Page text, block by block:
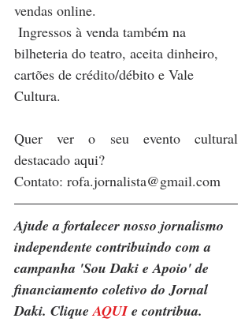
vendas online.
bilheteria do teatro, aceita dinheiro,
cartões de crédito/débito e Vale
Cultura.
Quer ver o seu evento cultural
destacado aqui?
Contato: rofa.jornalista@gmail.com
Ajude a fortalecer nosso jornalismo
independente contribuindo com a
campanha 'Sou Daki e Apoio' de
financiamento coletivo do Jornal
Daki. Clique AQUI e contribua.